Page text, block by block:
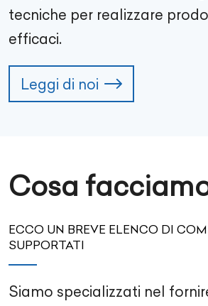
tecniche per realizzare
efficaci.
Leggi di noi
Cosa
ECCO UN BREVE ELENCO DI
SUPPORTATI
Siamo specializzati nel